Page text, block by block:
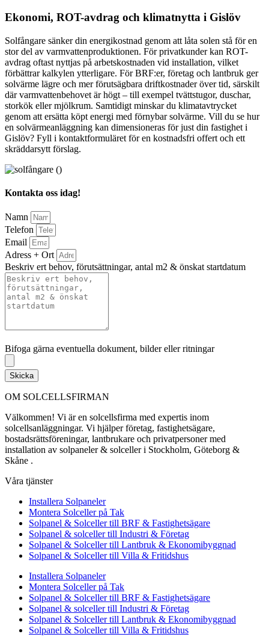
Ekonomi, ROT-avdrag och klimatnytta i Gislöv
Solfångare sänker din energikostnad genom att låta solen stå för en
stor del av varmvattenproduktionen. För privatkunder kan ROT-
avdrag oftast nyttjas på arbetskostnaden vid installation, vilket
förbättrar kalkylen ytterligare. För BRF:er, företag och lantbruk ger
solvärme lägre och mer förutsägbara driftkostnader över tid, särskilt
där varmvattenbehovet är högt – till exempel tvättstugor, duschar,
storkök eller mjölkrum. Samtidigt minskar du klimatavtrycket
genom att ersätta köpt energi med förnybar solvärme. Vill du se hur
en solvärmeanläggning kan dimensioneras för just din fastighet i
Gislöv? Fyll i kontaktformuläret för en kostnadsfri offert och ett
skräddarsytt förslag.
Kontakta oss idag!
Namn
Telefon
Email
Adress + Ort
Beskriv ert behov, förutsättningar, antal m2 & önskat startdatum
Bifoga gärna eventuella dokument, bilder eller ritningar
Skicka
OM SOLCELLSFIRMAN
Välkommen! Vi är en solcellsfirma med expertis inom
solcellsanläggningar. Vi hjälper företag, fastighetsägare,
bostadsrättsföreningar, lantbrukare och privatpersoner med
installation av solpaneler & solceller i Stockholm, Göteborg &
Skåne .
Våra tjänster
Installera Solpaneler
Montera Solceller på Tak
Solpanel & Solceller till BRF & Fastighetsägare
Solpanel & solceller till Industri & Företag
Solpanel & Solceller till Lantbruk & Ekonomibyggnad
Solpanel & Solceller till Villa & Fritidshus
Installera Solpaneler
Montera Solceller på Tak
Solpanel & Solceller till BRF & Fastighetsägare
Solpanel & solceller till Industri & Företag
Solpanel & Solceller till Lantbruk & Ekonomibyggnad
Solpanel & Solceller till Villa & Fritidshus